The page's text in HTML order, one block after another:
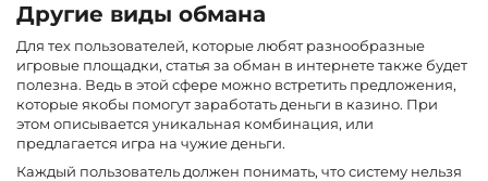
Другие виды обмана
Для тех пользователей, которые любят разнообразные
игровые площадки, статья за обман в интернете также будет
полезна. Ведь в этой сфере можно встретить предложения,
которые якобы помогут заработать деньги в казино. При
этом описывается уникальная комбинация, или
предлагается игра на чужие деньги.
Каждый пользователь должен понимать, что систему нельзя